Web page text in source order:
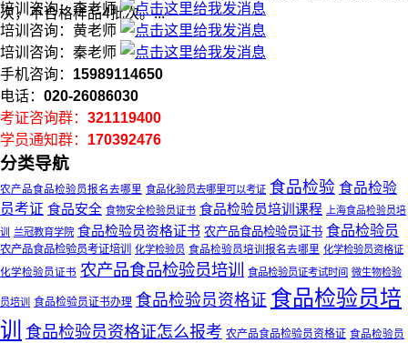
次，不合格样品4批次。...
培训咨询：李老师
培训咨询：黄老师
培训咨询：秦老师
手机咨询： 15989114650
电话： 020-26086030
考证咨询群： 321119400
学员通知群： 170392476
分类导航
农产品食品检验员报名去哪里 食品化验员去哪里可以考证 食品检验 食品检验
员考证 食品安全 食物安全检验员证书 食品检验员培训课程
上海食品检验员培
训
兰冠教育学院 食品检验员资格证书 农产品食品检验员证书 食品检验员
农产品食品检验员考证培训 化学检验员 食品检验员培训报名去哪里 化学检验员资格证
化学检验员证书 农产品食品检验员培训 食品检验员证考试时间 微生物检验
员培训 食品检验员证书办理 食品检验员资格证 食品检验员培
训
食品检验员资格证怎么报考 农产品食品检验员资格证 食品检验员